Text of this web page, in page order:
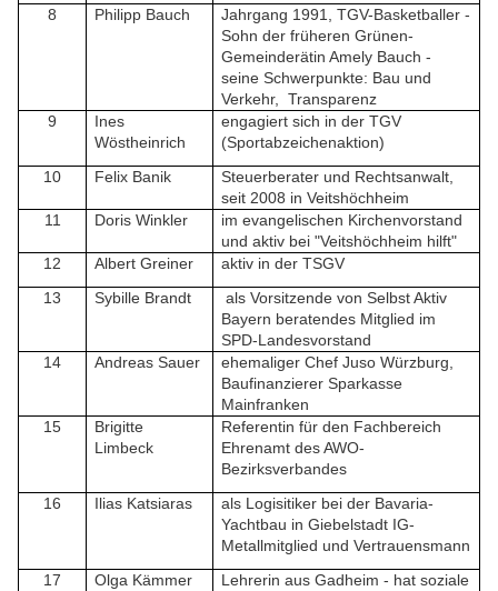
8 Philipp Bauch
Jahrgang 1991, TGV-Basketballer -
Sohn der früheren Grünen-
Gemeinderätin Amely Bauch -
seine Schwerpunkte: Bau und
Verkehr, Transparenz
9
Ines
Wöstheinrich
engagiert sich in der TGV
(Sportabzeichenaktion)
10
Felix Banik
Steuerberater und Rechtsanwalt,
seit 2008 in Veitshöchheim
11
Doris Winkler
im evangelischen Kirchenvorstand
und aktiv bei "Veitshöchheim hilft"
12
Albert Greiner
aktiv in der TSGV
13
Sybille Brandt
als Vorsitzende von Selbst Aktiv
Bayern beratendes Mitglied im
SPD-Landesvorstand
14
Andreas Sauer
ehemaliger Chef Juso Würzburg,
Baufinanzierer Sparkasse
Mainfranken
15
Brigitte
Limbeck
Referentin für den Fachbereich
Ehrenamt des AWO-
Bezirksverbandes
16
Ilias Katsiaras
als Logisitiker bei der Bavaria-
Yachtbau in Giebelstadt IG-
Metallmitglied und Vertrauensmann
17
Olga Kämmer
Lehrerin aus Gadheim - hat soziale